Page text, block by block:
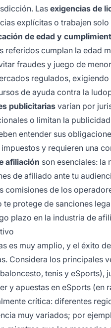
Las exigencias de
explícitas o trabajen
de edad y
referidos cumplan la edad
fraudes y juego de
regulados,
de ayuda contra la
publicitarias varían por
o limitan la
entender sus
y requieren una
afiliación son esenciales: la
de afiliado ante tu
comisiones de los
protege de sanciones
plazo en la industria de
es muy amplio, y el éxito
Considera los principales
tenis y eSports),
y apuestas en eSports
crítica: diferentes
muy variados; por